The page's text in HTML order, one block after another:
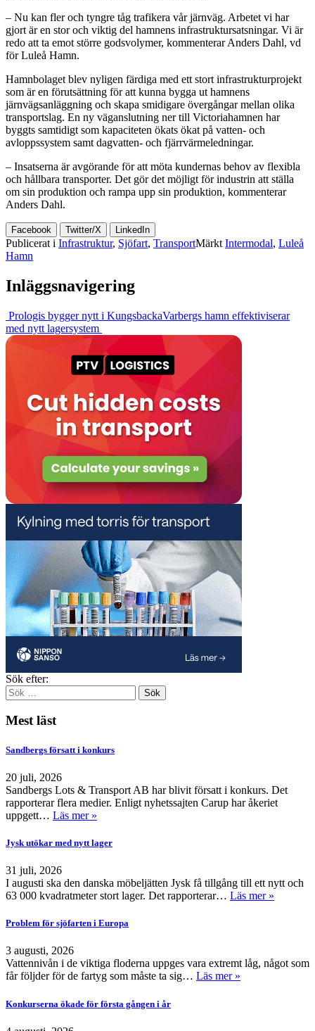
– Nu kan fler och tyngre tåg trafikera vår järnväg. Arbetet vi har
gjort är en stor och viktig del hamnens infrastruktursatsningar. Vi är
redo att ta emot större godsvolymer, kommenterar Anders Dahl, vd
för Luleå Hamn.
Hamnbolaget blev nyligen färdiga med ett stort infrastrukturprojekt
som är en förutsättning för att kunna bygga ut hamnens
järnvägsanläggning och skapa smidigare övergångar mellan olika
transportslag. En ny väganslutning ner till Victoriahamnen har
byggts samtidigt som kapaciteten ökats ökat på vatten- och
avloppssystem samt dagvatten- och fjärrvärmeledningar.
– Insatserna är avgörande för att möta kundernas behov av flexibla
och hållbara transporter. Det gör det möjligt för industrin att ställa
om sin produktion och rampa upp sin produktion, kommenterar
Anders Dahl.
Facebook Twitter/X LinkedIn
Publicerat i Infrastruktur, Sjöfart, TransportMärkt Intermodal, Luleå
Hamn
Inläggsnavigering
Prologis bygger nytt i KungsbackaVarbergs hamn effektiviserar
med nytt lagersystem
Sök efter:
Mest läst
Sandbergs försatt i konkurs
20 juli, 2026
Sandbergs Lots & Transport AB har blivit försatt i konkurs. Det
rapporterar flera medier. Enligt nyhetssajten Carup har åkeriet
uppgett… Läs mer »
Jysk utökar med nytt lager
31 juli, 2026
I augusti ska den danska möbeljätten Jysk få tillgång till ett nytt och
63 000 kvadratmeter stort lager. Det rapporterar… Läs mer »
Problem för sjöfarten i Europa
3 augusti, 2026
Vattennivån i de viktiga floderna uppges vara extremt låg, något som
får följder för de fartyg som måste ta sig… Läs mer »
Konkurserna ökade för första gången i år